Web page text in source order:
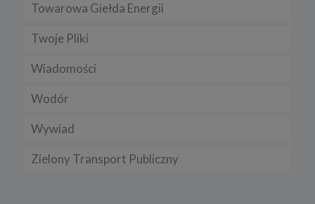
Towarowa Giełda Energii
Twoje Pliki
Wiadomości
Wodór
Wywiad
Zielony Transport Publiczny